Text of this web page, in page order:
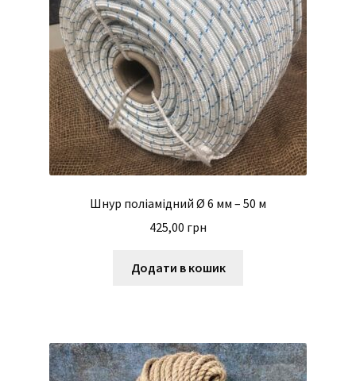
Шнур поліамідний Ø 6 мм – 50 м
425,00 грн
Додати в кошик